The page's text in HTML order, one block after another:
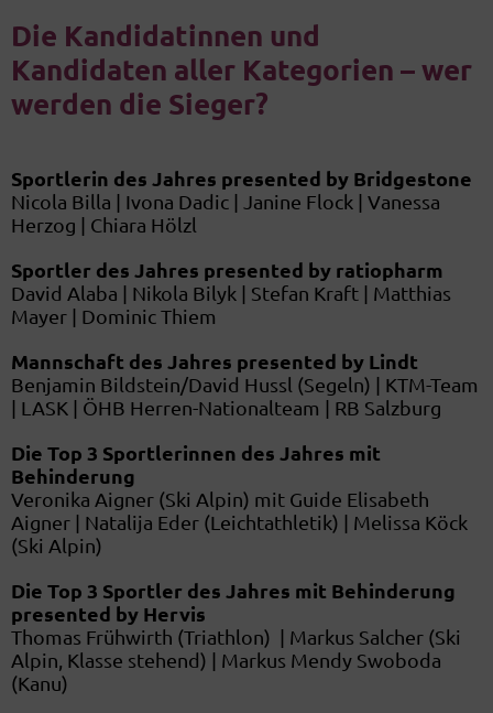
Die Kandidatinnen und
Kandidaten aller Kategorien – wer
werden die Sieger?
Sportlerin des Jahres presented by Bridgestone
Nicola Billa | Ivona Dadic | Janine Flock | Vanessa
Herzog | Chiara Hölzl
Sportler des Jahres presented by ratiopharm
David Alaba | Nikola Bilyk | Stefan Kraft | Matthias
Mayer | Dominic Thiem
Mannschaft des Jahres presented by Lindt
Benjamin Bildstein/David Hussl (Segeln) | KTM-Team
| LASK | ÖHB Herren-Nationalteam | RB Salzburg
Die Top 3 Sportlerinnen des Jahres mit
Behinderung
Veronika Aigner (Ski Alpin) mit Guide Elisabeth
Aigner | Natalija Eder (Leichtathletik) | Melissa Köck
(Ski Alpin)
Die Top 3 Sportler des Jahres mit Behinderung
presented by Hervis
Thomas Frühwirth (Triathlon) | Markus Salcher (Ski
Alpin, Klasse stehend) | Markus Mendy Swoboda
(Kanu)